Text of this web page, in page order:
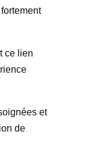
ce lien
et
de